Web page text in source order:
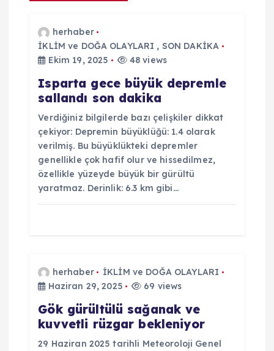
m
herhaber
İKLİM ve DOĞA OLAYLARI , SON DAKİKA
Ekim 19, 2025
48 views
Isparta gece büyük depremle
sallandı son dakika
Verdiğiniz bilgilerde bazı çelişkiler dikkat
çekiyor: Depremin büyüklüğü: 1.4 olarak
verilmiş. Bu büyüklükteki depremler
genellikle çok hafif olur ve hissedilmez,
özellikle yüzeyde büyük bir gürültü
yaratmaz. Derinlik: 6.3 km gibi…
herhaber
İKLİM ve DOĞA OLAYLARI
Haziran 29, 2025
69 views
Gök gürültülü sağanak ve
kuvvetli rüzgar bekleniyor
29 Haziran 2025 tarihli Meteoroloji Genel